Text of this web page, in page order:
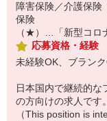
障害保険／介護保
保険
（★）…「新型コロ
応募資格・経験
未経験OK、ブラン
日本国内で継続的な
の方向けの求人です。
（This position is